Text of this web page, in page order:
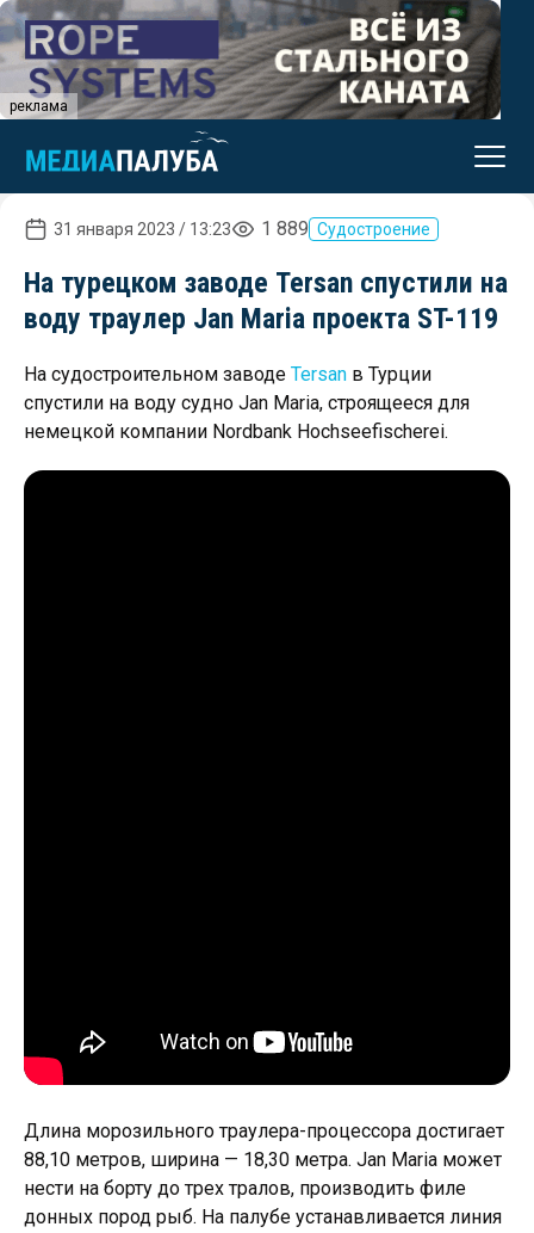
реклама
31 января 2023 / 13:23 1 889 Судостроение
На турецком заводе Tersan спустили на
воду траулер Jan Maria проекта ST-119
На судостроительном заводе Tersan в Турции
спустили на воду судно Jan Maria, строящееся для
немецкой компании Nordbank Hochseefischerei.
Длина морозильного траулера-процессора достигает
88,10 метров, ширина — 18,30 метра. Jan Maria может
нести на борту до трех тралов, производить филе
донных пород рыб. На палубе устанавливается линия